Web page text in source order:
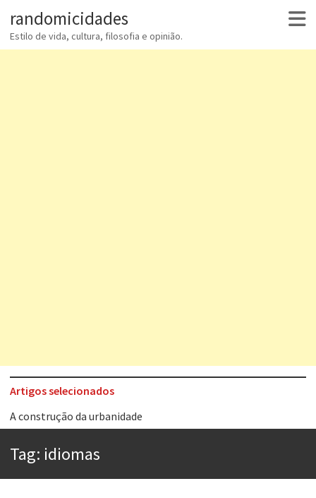
randomicidades
Estilo de vida, cultura, filosofia e opinião.
Artigos selecionados
A construção da urbanidade
Contardo Calligaris prega o “direito à tristeza”
Tag: idiomas